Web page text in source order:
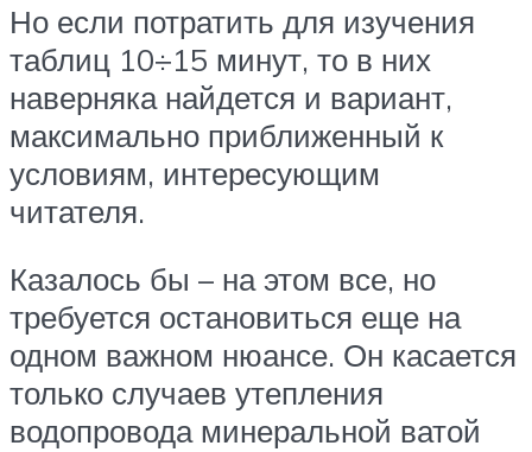
Но если потратить для изучения
таблиц 10÷15 минут, то в них
наверняка найдется и вариант,
максимально приближенный к
условиям, интересующим
читателя.
Казалось бы – на этом все, но
требуется остановиться еще на
одном важном нюансе. Он касается
только случаев утепления
водопровода минеральной ватой